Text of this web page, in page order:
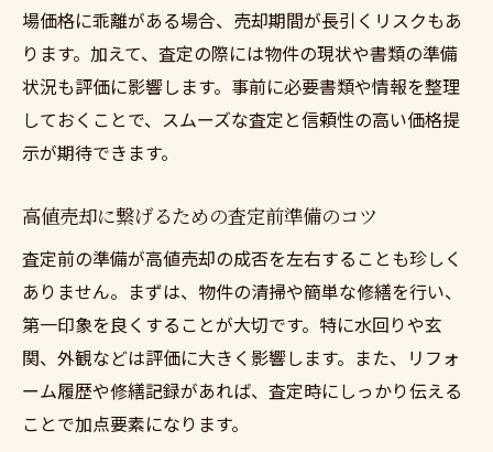
場価格に乖離がある場合、売却期間が長引くリスクもあ
ります。加えて、査定の際には物件の現状や書類の準備
状況も評価に影響します。事前に必要書類や情報を整理
しておくことで、スムーズな査定と信頼性の高い価格提
示が期待できます。
高値売却に繋げるための査定前準備のコツ
査定前の準備が高値売却の成否を左右することも珍しく
ありません。まずは、物件の清掃や簡単な修繕を行い、
第一印象を良くすることが大切です。特に水回りや玄
関、外観などは評価に大きく影響します。また、リフォ
ーム履歴や修繕記録があれば、査定時にしっかり伝える
ことで加点要素になります。